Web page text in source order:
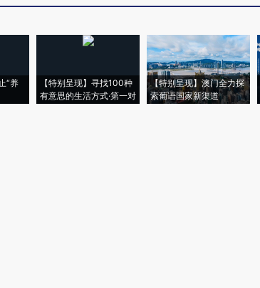
“养
【特别呈现】寻找100种
有意思的生活方式·第一对
【特别呈现】澳门全力探
索葡语国家新渠道